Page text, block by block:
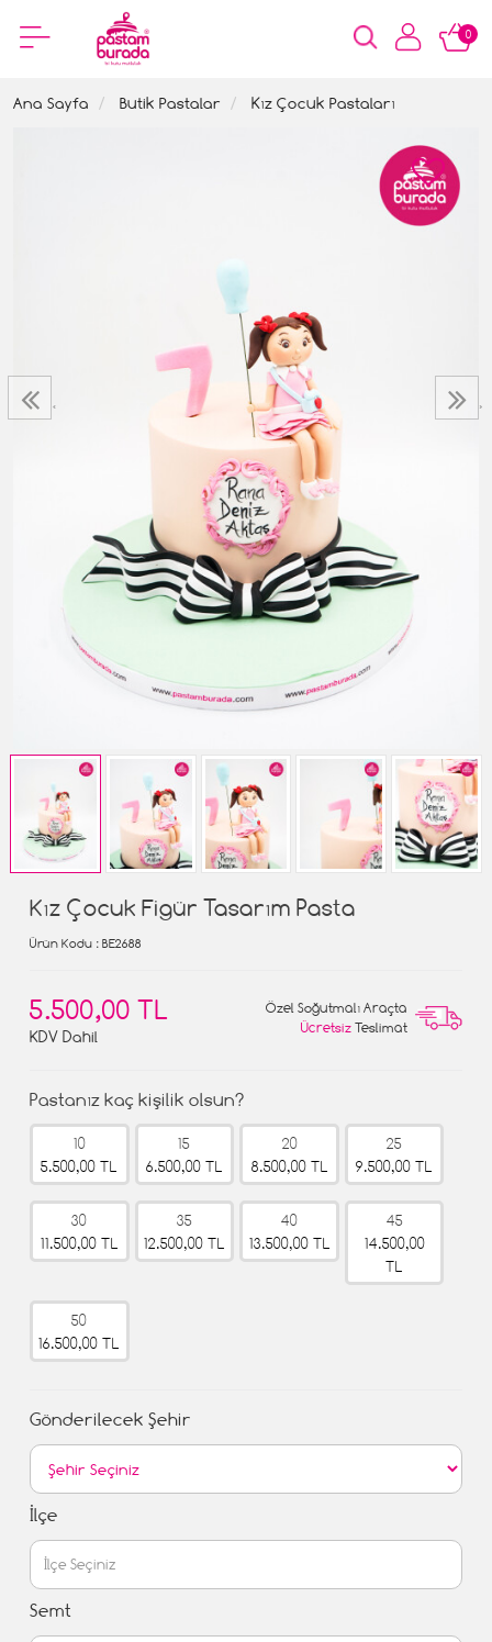
0
Ana Sayfa Butik Pastalar Kız Çocuk Pastaları
‹ ›
Kız Çocuk Figür Tasarım Pasta
Ürün Kodu : BE2688
5.500,00 TL
KDV Dahil
Özel Soğutmalı Araçta
Ücretsiz Teslimat
Pastanız kaç kişilik olsun?
10
5.500,00 TL
15
6.500,00 TL
20
8.500,00 TL
25
9.500,00 TL
30
11.500,00 TL
35
12.500,00 TL
40
13.500,00 TL
45
14.500,00
TL
50
16.500,00 TL
Gönderilecek Şehir
İlçe
Semt